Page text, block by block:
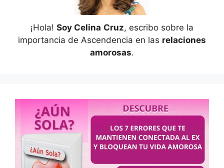
¡Hola! Soy Celina Cruz, escribo sobre la
importancia de Ascendencia en las relaciones
amorosas.